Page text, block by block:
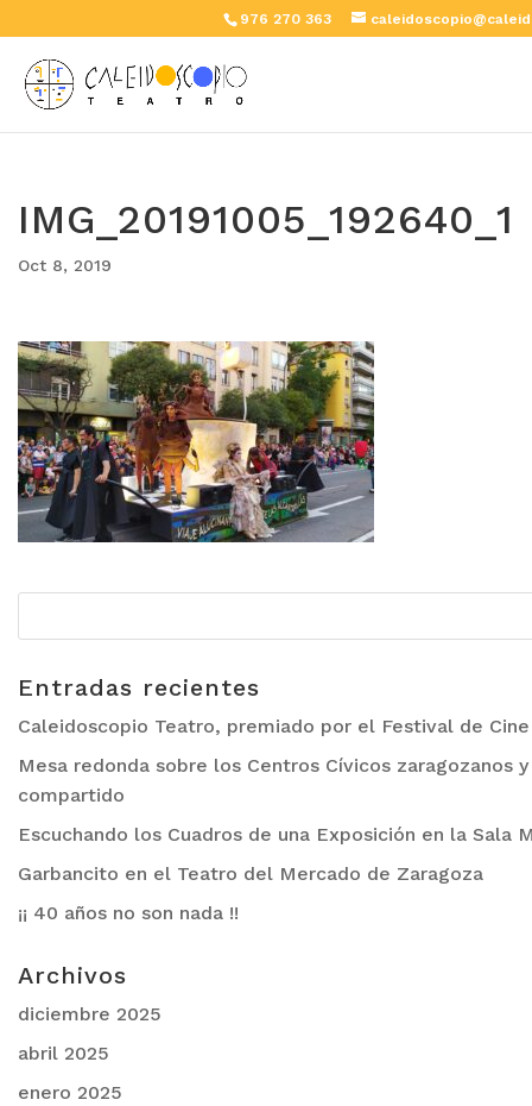
976 270 363
IMG_20191005_192640_1
Oct 8, 2019
Entradas recientes
Caleidoscopio Teatro, premiado por el Festival de
Mesa redonda sobre los Centros Cívicos zaragozanos
compartido
Escuchando los Cuadros de una Exposición en la Sala
Garbancito en el Teatro del Mercado de Zaragoza
¡¡ 40 años no son nada !!
Archivos
diciembre 2025
abril 2025
enero 2025